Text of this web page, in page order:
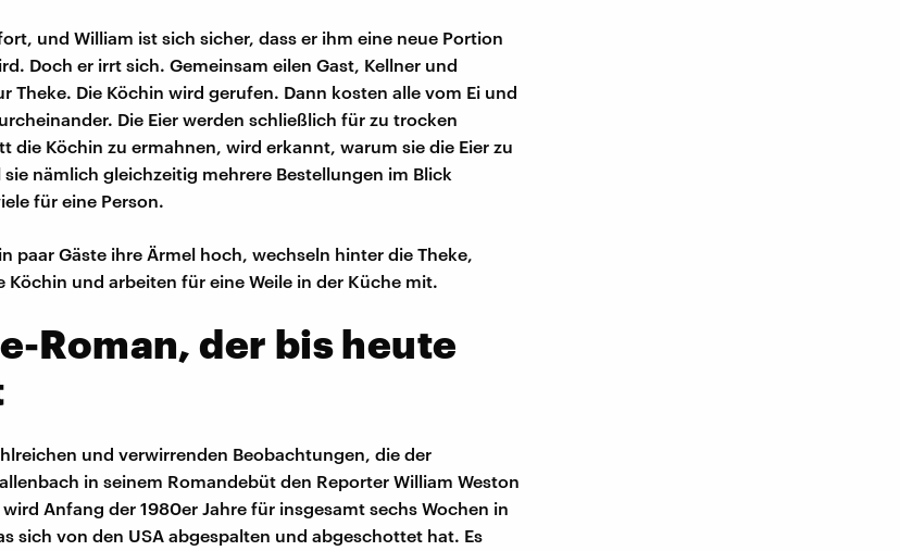
und William ist sich sicher, dass er ihm eine neue Portion
Doch er irrt sich. Gemeinsam eilen Gast, Kellner und
Theke. Die Köchin wird gerufen. Dann kosten alle vom Ei und
Die Eier werden schließlich für zu trocken
die Köchin zu ermahnen, wird erkannt, warum sie die Eier zu
sie nämlich gleichzeitig mehrere Bestellungen im Blick
für eine Person.
paar Gäste ihre Ärmel hoch, wechseln hinter die Theke,
Köchin und arbeiten für eine Weile in der Küche mit.
Roman, der bis heute
und verwirrenden Beobachtungen, die der
in seinem Romandebüt den Reporter William Weston
Anfang der 1980er Jahre für insgesamt sechs Wochen in
sich von den USA abgespalten und abgeschottet hat. Es